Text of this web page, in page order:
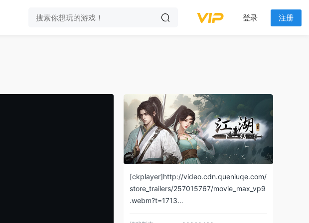
登录 注册
[ckplayer]http://video.cdn.queniuqe.com/
store_trailers/257015767/movie_max_vp9
.webm?t=1713…